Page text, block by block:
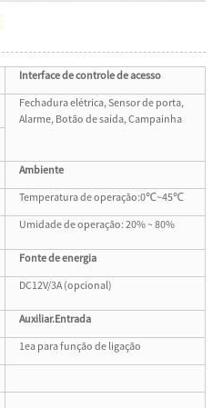
Interface de controle de acesso
Fechadura elétrica, Sensor de porta,
Alarme, Botão de saída, Campainha
Ambiente
Temperatura de operação:0℃~45℃
Umidade de operação: 20% ~ 80%
Fonte de energia
DC12V/3A (opcional)
Auxiliar.Entrada
1ea para função de ligação